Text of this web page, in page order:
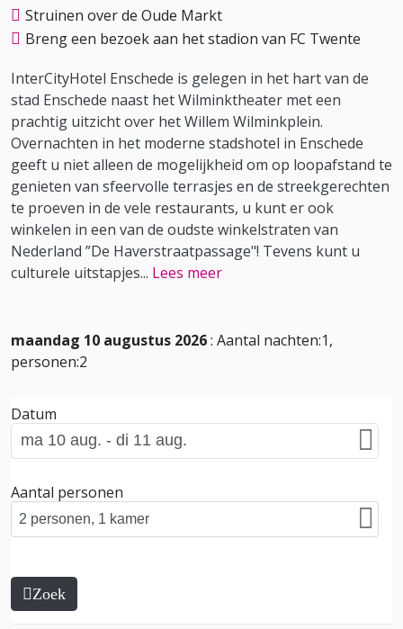
Struinen over de Oude Markt
Breng een bezoek aan het stadion van FC Twente
InterCityHotel Enschede is gelegen in het hart van de
stad Enschede naast het Wilminktheater met een
prachtig uitzicht over het Willem Wilminkplein.
Overnachten in het moderne stadshotel in Enschede
geeft u niet alleen de mogelijkheid om op loopafstand te
genieten van sfeervolle terrasjes en de streekgerechten
te proeven in de vele restaurants, u kunt er ook
winkelen in een van de oudste winkelstraten van
Nederland ”De Haverstraatpassage"! Tevens kunt u
culturele uitstapjes... Lees meer
maandag 10 augustus 2026: Aantal nachten:1,
personen:2
Datum
Aantal personen
Zoek